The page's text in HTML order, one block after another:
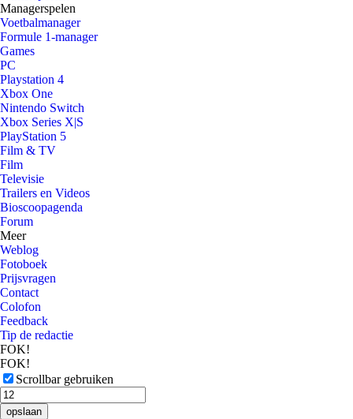
Managerspelen
Voetbalmanager
Formule 1-manager
Games
PC
Playstation 4
Xbox One
Nintendo Switch
Xbox Series X|S
PlayStation 5
Film & TV
Film
Televisie
Trailers en Videos
Bioscoopagenda
Forum
Meer
Weblog
Fotoboek
Prijsvragen
Contact
Colofon
Feedback
Tip de redactie
FOK!
FOK!
Scrollbar gebruiken
opslaan